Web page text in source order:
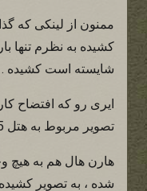
ممنون از لینکی که
کشیده به نظرم تنها
شایسته است کشیده .
ایری رو که افتضاح
تصویر مربوط به هتل 5 ستاره است :D
هارن هال هم به هیچ
شده ، به تصویر